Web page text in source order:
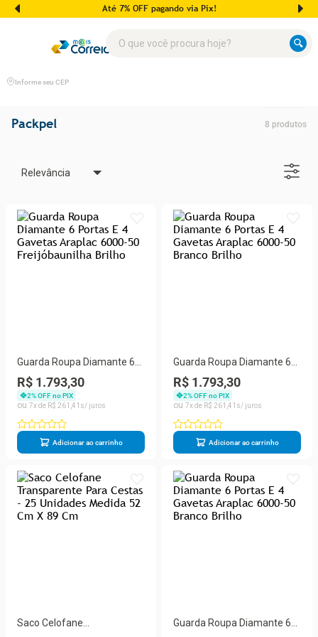
Até 7% OFF pagando via Pix!
Informe seu CEP
Packpel 8 produtos
Relevância
Guarda Roupa Diamante 6
Portas E 4 Gavetas Araplac
6000-50 Freijóbaunilha
Brilho
R$ 1.793,30
2% OFF no PIX
7
R$ 261 41
Adicionar ao carrinho
Guarda Roupa Diamante 6
Portas E 4 Gavetas Araplac
6000-50 Branco Brilho
R$ 1.793,30
2% OFF no PIX
7
R$ 261 41
Adicionar ao carrinho
Saco Celofane
Guarda Roupa Diamante 6